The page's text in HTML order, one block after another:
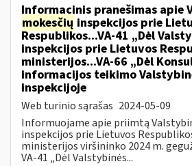
Informacinis pranešimas apie
mokesčių inspekcijos prie
Respublikos...VA-41 „Dėl
inspekcijos prie Lietuvos
ministerijos...VA-66 „Dėl
informacijos teikimo
inspekcijoje
Web turinio sąrašas 2024-05-09
Informuojame apie priimtą
inspekcijos prie Lietuvos
ministerijos viršininko 2024 m.
VA-41 „Dėl Valstybinės...